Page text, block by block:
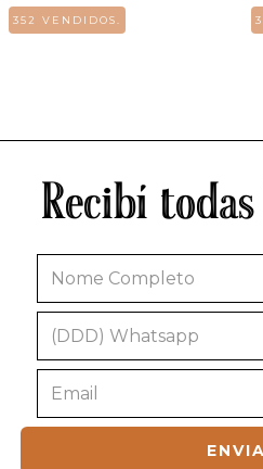
352 VENDIDOS.
Recibí